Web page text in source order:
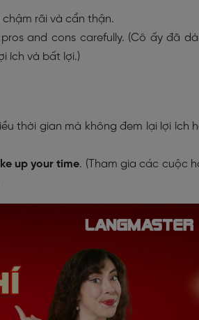
rãi và cẩn thận.
and cons carefully. (Cô ấy đã
ích và bất lợi.)
thời gian mà không đem lại lợi ích
up your time. (Tham gia các cuộc